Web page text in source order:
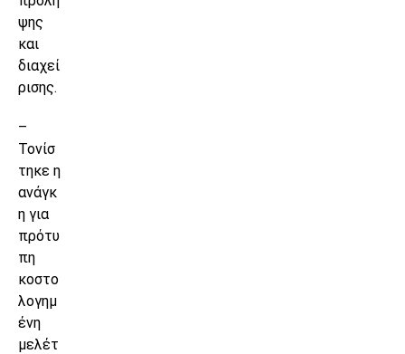
ψης
και
διαχεί
ρισης.
–
Τονίσ
τηκε η
ανάγκ
η για
πρότυ
πη
κοστο
λογημ
ένη
μελέτ